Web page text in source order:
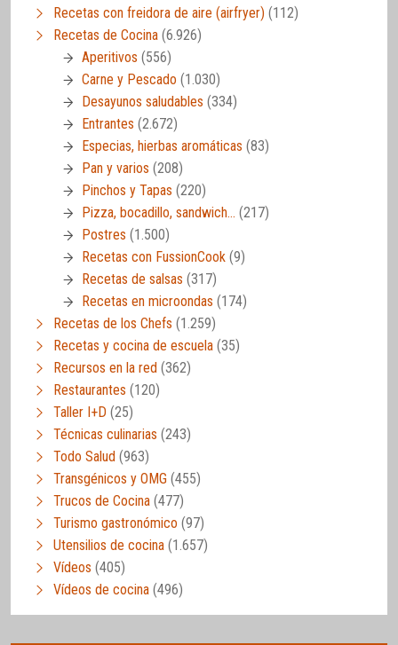
Recetas con freidora de aire (airfryer) (112)
Recetas de Cocina (6.926)
Aperitivos (556)
Carne y Pescado (1.030)
Desayunos saludables (334)
Entrantes (2.672)
Especias, hierbas aromáticas (83)
Pan y varios (208)
Pinchos y Tapas (220)
Pizza, bocadillo, sandwich… (217)
Postres (1.500)
Recetas con FussionCook (9)
Recetas de salsas (317)
Recetas en microondas (174)
Recetas de los Chefs (1.259)
Recetas y cocina de escuela (35)
Recursos en la red (362)
Restaurantes (120)
Taller I+D (25)
Técnicas culinarias (243)
Todo Salud (963)
Transgénicos y OMG (455)
Trucos de Cocina (477)
Turismo gastronómico (97)
Utensilios de cocina (1.657)
Vídeos (405)
Vídeos de cocina (496)